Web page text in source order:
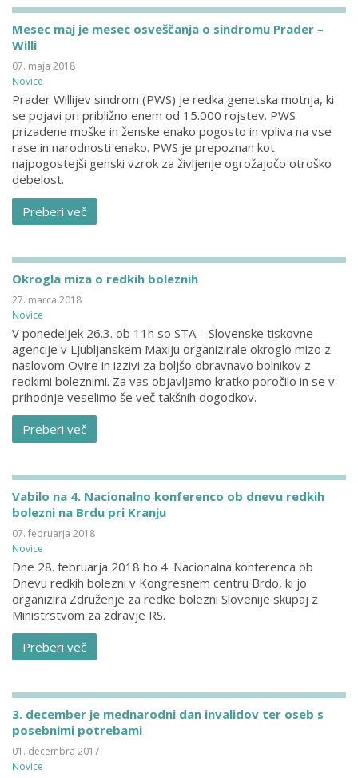
Mesec maj je mesec osveščanja o sindromu Prader –
Willi
07. maja 2018
Novice
Prader Willijev sindrom (PWS) je redka genetska motnja, ki
se pojavi pri približno enem od 15.000 rojstev. PWS
prizadene moške in ženske enako pogosto in vpliva na vse
rase in narodnosti enako. PWS je prepoznan kot
najpogostejši genski vzrok za življenje ogrožajočo otroško
debelost.
Preberi več
Okrogla miza o redkih boleznih
27. marca 2018
Novice
V ponedeljek 26.3. ob 11h so STA – Slovenske tiskovne
agencije v Ljubljanskem Maxiju organizirale okroglo mizo z
naslovom Ovire in izzivi za boljšo obravnavo bolnikov z
redkimi boleznimi. Za vas objavljamo kratko poročilo in se v
prihodnje veselimo še več takšnih dogodkov.
Preberi več
Vabilo na 4. Nacionalno konferenco ob dnevu redkih
bolezni na Brdu pri Kranju
07. februarja 2018
Novice
Dne 28. februarja 2018 bo 4. Nacionalna konferenca ob
Dnevu redkih bolezni v Kongresnem centru Brdo, ki jo
organizira Združenje za redke bolezni Slovenije skupaj z
Ministrstvom za zdravje RS.
Preberi več
3. december je mednarodni dan invalidov ter oseb s
posebnimi potrebami
01. decembra 2017
Novice